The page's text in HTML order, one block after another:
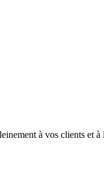
à vos clients